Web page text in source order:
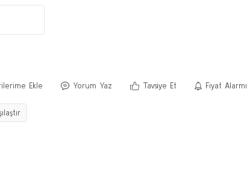
Yorum Yaz Tavsiye Et Fiyat Alarmı